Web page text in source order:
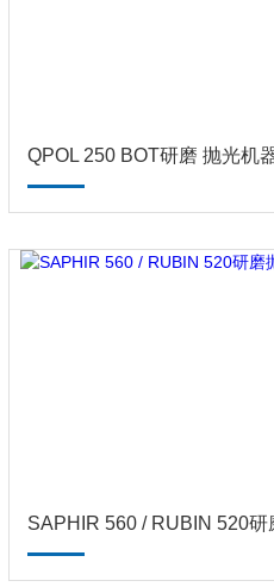
QPOL 250 BOT研磨 抛光机